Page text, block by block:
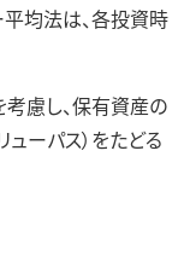
均法は、各投資時
慮し、保有資産の
ーパス）をたどる